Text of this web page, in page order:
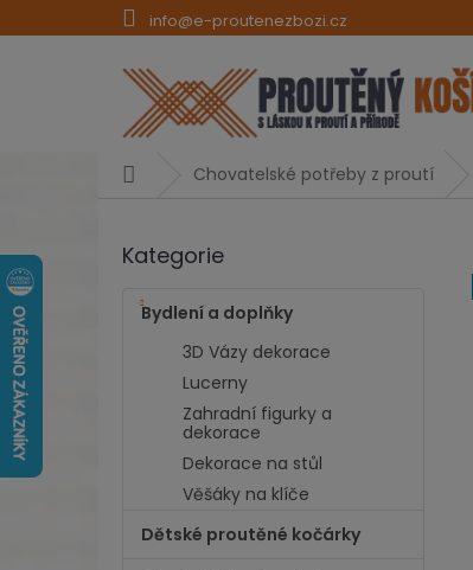
na
info@e-proutenezbozi.cz
DomůChovatelské potřeby z proutí
Přeskočit
kategorie
Kategorie
Bydlení a doplňky
3D Vázy dekorace
Lucerny
Zahradní figurky a
dekorace
Dekorace na stůl
Věšáky na klíče
Dětské proutěné kočárky